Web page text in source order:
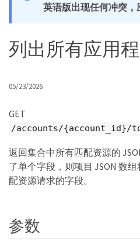
英语版出现任何冲突，
列出所有应用
05/23/2026
GET
/accounts/{account_id}/
返回集合中所有匹配资源的
了单个字段，则项目 JSON 数
配资源请求的字段。
参数